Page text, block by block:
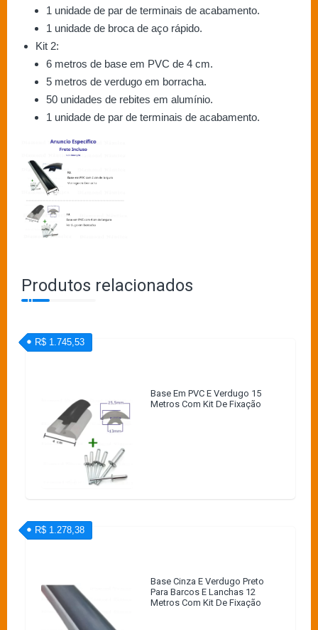
1 unidade de par de terminais de acabamento.
1 unidade de broca de aço rápido.
Kit 2:
6 metros de base em PVC de 4 cm.
5 metros de verdugo em borracha.
50 unidades de rebites em alumínio.
1 unidade de par de terminais de acabamento.
Produtos relacionados
Base Em PVC E Verdugo 15
Metros Com Kit De Fixação
R$ 1.745,53
Base Cinza E Verdugo Preto
Para Barcos E Lanchas 12
Metros Com Kit De Fixação
R$ 1.278,38